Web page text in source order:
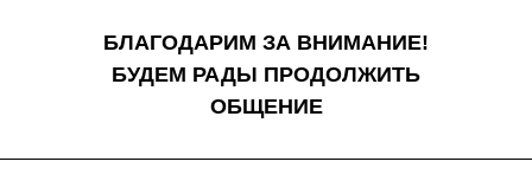
БЛАГОДАРИМ ЗА ВНИМАНИЕ!
БУДЕМ РАДЫ ПРОДОЛЖИТЬ
ОБЩЕНИЕ